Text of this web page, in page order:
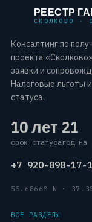
РЕЕСТР
СКОЛКОВО ·
Консалтинг по
проекта
заявки и
Налоговые льготы
статуса.
10 лет
срок статуса
21
год на
+7 920-898-17-
55.6866° N ·
ВСЕ РАЗДЕЛЫ